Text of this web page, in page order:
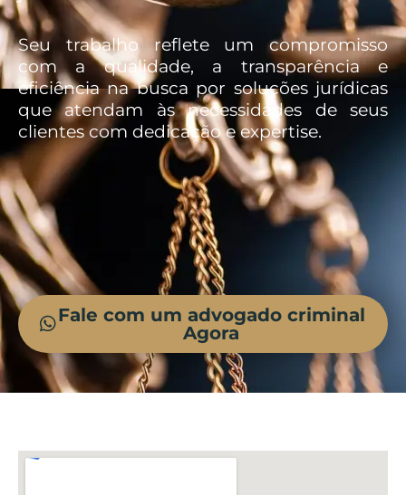
Seu trabalho reflete um compromisso
com a qualidade, a transparência e
eficiência na busca por soluções jurídicas
que atendam às necessidades de seus
clientes com dedicação e expertise.
Fale com um advogado criminal
Agora